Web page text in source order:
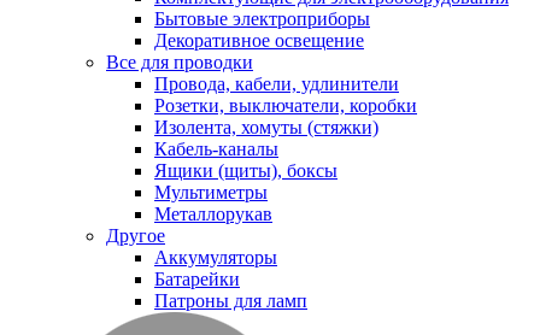
Бытовые электроприборы
Декоративное освещение
Все для проводки
Провода, кабели, удлинители
Розетки, выключатели, коробки
Изолента, хомуты (стяжки)
Кабель-каналы
Ящики (щиты), боксы
Мультиметры
Металлорукав
Другое
Аккумуляторы
Батарейки
Патроны для ламп